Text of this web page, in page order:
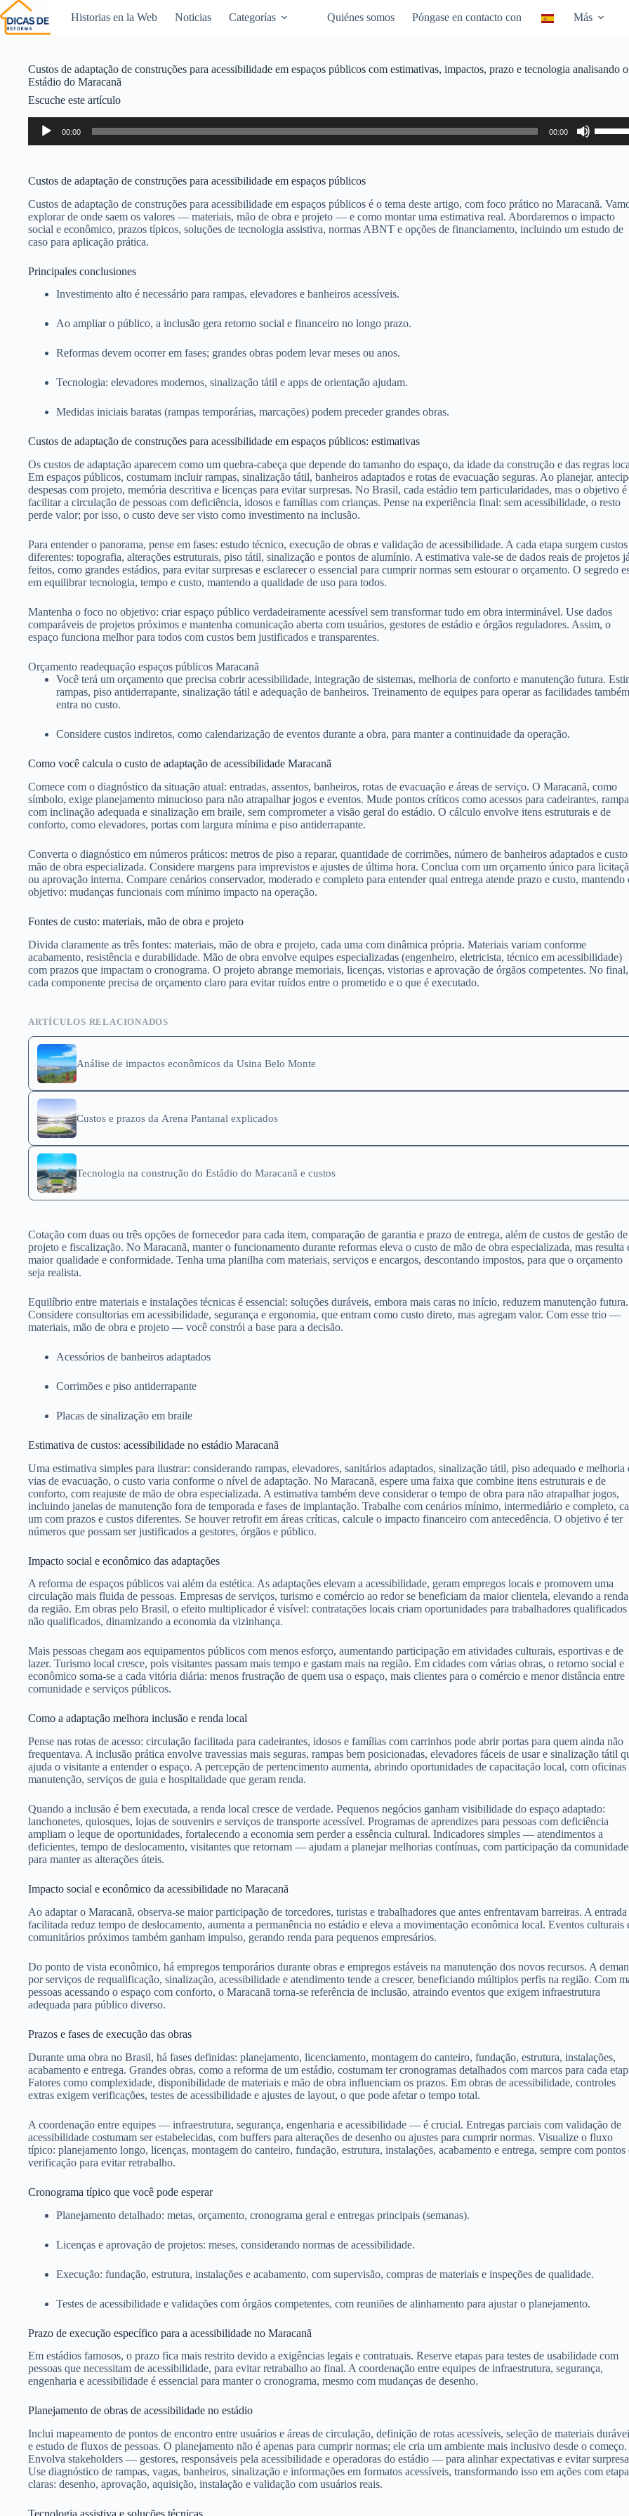
Historias en la Web Noticias Categorías Quiénes somos Póngase en contacto con Más
Custos de adaptação de construções para acessibilidade em espaços públicos com estimativas, impactos, prazo e tecnologia analisando o
Estádio do Maracanã
Escuche este artículo
Reproductor
audio
00:00 00:00
las
teclas
para
o
Custos de adaptação de construções para acessibilidade em espaços públicos
Custos de adaptação de construções para acessibilidade em espaços públicos é o tema deste artigo, com foco prático no Maracanã.
explorar de onde saem os valores — materiais, mão de obra e projeto — e como montar uma estimativa real. Abordaremos o impacto
social e econômico, prazos típicos, soluções de tecnologia assistiva, normas ABNT e opções de financiamento, incluindo um estudo de
caso para aplicação prática.
Principales conclusiones
Investimento alto é necessário para rampas, elevadores e banheiros acessíveis.
Ao ampliar o público, a inclusão gera retorno social e financeiro no longo prazo.
Reformas devem ocorrer em fases; grandes obras podem levar meses ou anos.
Tecnologia: elevadores modernos, sinalização tátil e apps de orientação ajudam.
Medidas iniciais baratas (rampas temporárias, marcações) podem preceder grandes obras.
Custos de adaptação de construções para acessibilidade em espaços públicos: estimativas
Os custos de adaptação aparecem como um quebra-cabeça que depende do tamanho do espaço, da idade da construção e das regras
Em espaços públicos, costumam incluir rampas, sinalização tátil, banheiros adaptados e rotas de evacuação seguras. Ao planejar,
despesas com projeto, memória descritiva e licenças para evitar surpresas. No Brasil, cada estádio tem particularidades, mas o objetivo é
facilitar a circulação de pessoas com deficiência, idosos e famílias com crianças. Pense na experiência final: sem acessibilidade, o resto
perde valor; por isso, o custo deve ser visto como investimento na inclusão.
Para entender o panorama, pense em fases: estudo técnico, execução de obras e validação de acessibilidade. A cada etapa surgem custos
diferentes: topografia, alterações estruturais, piso tátil, sinalização e pontos de alumínio. A estimativa vale-se de dados reais de projetos
feitos, como grandes estádios, para evitar surpresas e esclarecer o essencial para cumprir normas sem estourar o orçamento. O segredo
em equilibrar tecnologia, tempo e custo, mantendo a qualidade de uso para todos.
Mantenha o foco no objetivo: criar espaço público verdadeiramente acessível sem transformar tudo em obra interminável. Use dados
comparáveis de projetos próximos e mantenha comunicação aberta com usuários, gestores de estádio e órgãos reguladores. Assim, o
espaço funciona melhor para todos com custos bem justificados e transparentes.
Orçamento readequação espaços públicos Maracanã
Você terá um orçamento que precisa cobrir acessibilidade, integração de sistemas, melhoria de conforto e manutenção futura.
rampas, piso antiderrapante, sinalização tátil e adequação de banheiros. Treinamento de equipes para operar as facilidades também
entra no custo.
Considere custos indiretos, como calendarização de eventos durante a obra, para manter a continuidade da operação.
Como você calcula o custo de adaptação de acessibilidade Maracanã
Comece com o diagnóstico da situação atual: entradas, assentos, banheiros, rotas de evacuação e áreas de serviço. O Maracanã, como
símbolo, exige planejamento minucioso para não atrapalhar jogos e eventos. Mude pontos críticos como acessos para cadeirantes,
com inclinação adequada e sinalização em braile, sem comprometer a visão geral do estádio. O cálculo envolve itens estruturais e de
conforto, como elevadores, portas com largura mínima e piso antiderrapante.
Converta o diagnóstico em números práticos: metros de piso a reparar, quantidade de corrimões, número de banheiros adaptados e
mão de obra especializada. Considere margens para imprevistos e ajustes de última hora. Conclua com um orçamento único para
ou aprovação interna. Compare cenários conservador, moderado e completo para entender qual entrega atende prazo e custo, mantendo
objetivo: mudanças funcionais com mínimo impacto na operação.
Fontes de custo: materiais, mão de obra e projeto
Divida claramente as três fontes: materiais, mão de obra e projeto, cada uma com dinâmica própria. Materiais variam conforme
acabamento, resistência e durabilidade. Mão de obra envolve equipes especializadas (engenheiro, eletricista, técnico em acessibilidade)
com prazos que impactam o cronograma. O projeto abrange memoriais, licenças, vistorias e aprovação de órgãos competentes. No final,
cada componente precisa de orçamento claro para evitar ruídos entre o prometido e o que é executado.
ARTÍCULOS RELACIONADOS
Análise de impactos econômicos da Usina Belo Monte
Custos e prazos da Arena Pantanal explicados
Tecnologia na construção do Estádio do Maracanã e custos
Cotação com duas ou três opções de fornecedor para cada item, comparação de garantia e prazo de entrega, além de custos de gestão de
projeto e fiscalização. No Maracanã, manter o funcionamento durante reformas eleva o custo de mão de obra especializada, mas resulta
maior qualidade e conformidade. Tenha uma planilha com materiais, serviços e encargos, descontando impostos, para que o orçamento
seja realista.
Equilíbrio entre materiais e instalações técnicas é essencial: soluções duráveis, embora mais caras no início, reduzem manutenção futura.
Considere consultorias em acessibilidade, segurança e ergonomia, que entram como custo direto, mas agregam valor. Com esse trio —
materiais, mão de obra e projeto — você constrói a base para a decisão.
Acessórios de banheiros adaptados
Corrimões e piso antiderrapante
Placas de sinalização em braile
Estimativa de custos: acessibilidade no estádio Maracanã
Uma estimativa simples para ilustrar: considerando rampas, elevadores, sanitários adaptados, sinalização tátil, piso adequado e melhoria
vias de evacuação, o custo varia conforme o nível de adaptação. No Maracanã, espere uma faixa que combine itens estruturais e de
conforto, com reajuste de mão de obra especializada. A estimativa também deve considerar o tempo de obra para não atrapalhar jogos,
incluindo janelas de manutenção fora de temporada e fases de implantação. Trabalhe com cenários mínimo, intermediário e completo,
um com prazos e custos diferentes. Se houver retrofit em áreas críticas, calcule o impacto financeiro com antecedência. O objetivo é ter
números que possam ser justificados a gestores, órgãos e público.
Impacto social e econômico das adaptações
A reforma de espaços públicos vai além da estética. As adaptações elevam a acessibilidade, geram empregos locais e promovem uma
circulação mais fluida de pessoas. Empresas de serviços, turismo e comércio ao redor se beneficiam da maior clientela, elevando a renda
da região. Em obras pelo Brasil, o efeito multiplicador é visível: contratações locais criam oportunidades para trabalhadores qualificados
não qualificados, dinamizando a economia da vizinhança.
Mais pessoas chegam aos equipamentos públicos com menos esforço, aumentando participação em atividades culturais, esportivas e de
lazer. Turismo local cresce, pois visitantes passam mais tempo e gastam mais na região. Em cidades com várias obras, o retorno social e
econômico soma-se a cada vitória diária: menos frustração de quem usa o espaço, mais clientes para o comércio e menor distância entre
comunidade e serviços públicos.
Como a adaptação melhora inclusão e renda local
Pense nas rotas de acesso: circulação facilitada para cadeirantes, idosos e famílias com carrinhos pode abrir portas para quem ainda não
frequentava. A inclusão prática envolve travessias mais seguras, rampas bem posicionadas, elevadores fáceis de usar e sinalização tátil
ajuda o visitante a entender o espaço. A percepção de pertencimento aumenta, abrindo oportunidades de capacitação local, com oficinas
manutenção, serviços de guia e hospitalidade que geram renda.
Quando a inclusão é bem executada, a renda local cresce de verdade. Pequenos negócios ganham visibilidade do espaço adaptado:
lanchonetes, quiosques, lojas de souvenirs e serviços de transporte acessível. Programas de aprendizes para pessoas com deficiência
ampliam o leque de oportunidades, fortalecendo a economia sem perder a essência cultural. Indicadores simples — atendimentos a
deficientes, tempo de deslocamento, visitantes que retornam — ajudam a planejar melhorias contínuas, com participação da comunidade
para manter as alterações úteis.
Impacto social e econômico da acessibilidade no Maracanã
Ao adaptar o Maracanã, observa-se maior participação de torcedores, turistas e trabalhadores que antes enfrentavam barreiras. A entrada
facilitada reduz tempo de deslocamento, aumenta a permanência no estádio e eleva a movimentação econômica local. Eventos culturais
comunitários próximos também ganham impulso, gerando renda para pequenos empresários.
Do ponto de vista econômico, há empregos temporários durante obras e empregos estáveis na manutenção dos novos recursos. A
por serviços de requalificação, sinalização, acessibilidade e atendimento tende a crescer, beneficiando múltiplos perfis na região. Com
pessoas acessando o espaço com conforto, o Maracanã torna-se referência de inclusão, atraindo eventos que exigem infraestrutura
adequada para público diverso.
Prazos e fases de execução das obras
Durante uma obra no Brasil, há fases definidas: planejamento, licenciamento, montagem do canteiro, fundação, estrutura, instalações,
acabamento e entrega. Grandes obras, como a reforma de um estádio, costumam ter cronogramas detalhados com marcos para cada
Fatores como complexidade, disponibilidade de materiais e mão de obra influenciam os prazos. Em obras de acessibilidade, controles
extras exigem verificações, testes de acessibilidade e ajustes de layout, o que pode afetar o tempo total.
A coordenação entre equipes — infraestrutura, segurança, engenharia e acessibilidade — é crucial. Entregas parciais com validação de
acessibilidade costumam ser estabelecidas, com buffers para alterações de desenho ou ajustes para cumprir normas. Visualize o fluxo
típico: planejamento longo, licenças, montagem do canteiro, fundação, estrutura, instalações, acabamento e entrega, sempre com pontos
verificação para evitar retrabalho.
Cronograma típico que você pode esperar
Planejamento detalhado: metas, orçamento, cronograma geral e entregas principais (semanas).
Licenças e aprovação de projetos: meses, considerando normas de acessibilidade.
Execução: fundação, estrutura, instalações e acabamento, com supervisão, compras de materiais e inspeções de qualidade.
Testes de acessibilidade e validações com órgãos competentes, com reuniões de alinhamento para ajustar o planejamento.
Prazo de execução específico para a acessibilidade no Maracanã
Em estádios famosos, o prazo fica mais restrito devido a exigências legais e contratuais. Reserve etapas para testes de usabilidade com
pessoas que necessitam de acessibilidade, para evitar retrabalho ao final. A coordenação entre equipes de infraestrutura, segurança,
engenharia e acessibilidade é essencial para manter o cronograma, mesmo com mudanças de desenho.
Planejamento de obras de acessibilidade no estádio
Inclui mapeamento de pontos de encontro entre usuários e áreas de circulação, definição de rotas acessíveis, seleção de materiais
e estudo de fluxos de pessoas. O planejamento não é apenas para cumprir normas; ele cria um ambiente mais inclusivo desde o começo.
Envolva stakeholders — gestores, responsáveis pela acessibilidade e operadoras do estádio — para alinhar expectativas e evitar
Use diagnóstico de rampas, vagas, banheiros, sinalização e informações em formatos acessíveis, transformando isso em ações com
claras: desenho, aprovação, aquisição, instalação e validação com usuários reais.